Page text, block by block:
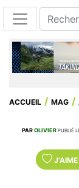
ACCUEIL MAG
PAROLIVIER PUBLIÉ
J'AIME